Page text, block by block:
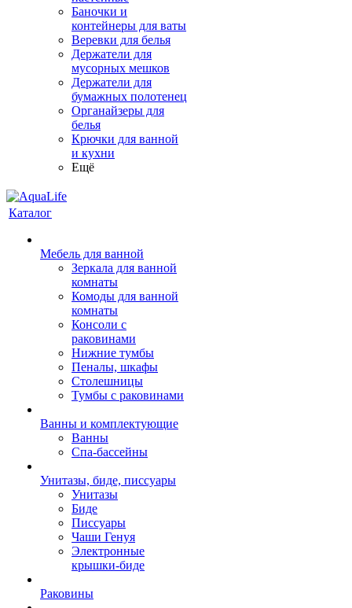
Баночки и
контейнеры для ваты
Веревки для белья
Держатели для
мусорных мешков
Держатели для
бумажных полотенец
Органайзеры для
белья
Крючки для ванной
и кухни
Ещё
Каталог
Мебель для ванной
Зеркала для ванной
комнаты
Комоды для ванной
комнаты
Консоли с
раковинами
Нижние тумбы
Пеналы, шкафы
Столешницы
Тумбы с раковинами
Ванны и комплектующие
Ванны
Спа-бассейны
Унитазы, биде, писсуары
Унитазы
Биде
Писсуары
Чаши Генуя
Электронные
крышки-биде
Раковины